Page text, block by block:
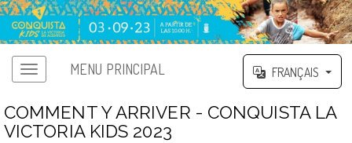
MENU PRINCIPAL FRANÇAIS
COMMENT Y ARRIVER - CONQUISTA LA
VICTORIA KIDS 2023